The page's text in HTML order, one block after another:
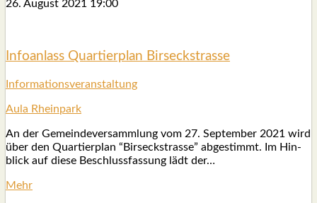
26. August 2021 19:00
Info­an­lass Quar­tier­plan Birs­eck­stras­se
Infor­ma­ti­ons­ver­an­stal­tung
Aula Rhein­park
An der Gemein­de­ver­samm­lung vom 27. Sep­tem­ber 2021 wird
über den Quar­tier­plan “Birs­eck­stras­se” abge­stimmt. Im Hin­
blick auf die­se Beschluss­fas­sung lädt der…
Mehr